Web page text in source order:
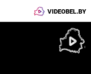
VIDEOBEL.BY